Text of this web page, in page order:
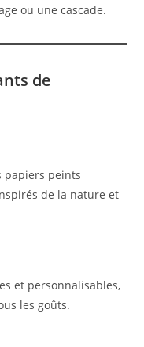
ou une cascade.
de
papiers peints
de la nature et
et personnalisables,
les goûts.